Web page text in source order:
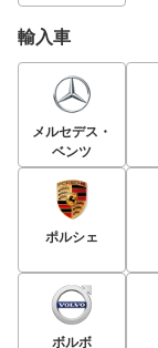
輸入車
メルセデス・
ベンツ
ポルシェ
ボルボ